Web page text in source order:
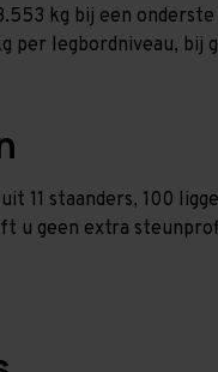
kg bij een
per legbordniveau, bij
11 staanders, 100
u geen extra